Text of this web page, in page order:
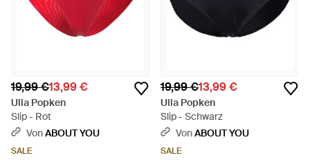
19,99 €13,99 €
Ulla Popken
Slip - Rot
VonABOUT YOU
SALE
19,99 €13,99 €
Ulla Popken
Slip - Schwarz
VonABOUT YOU
SALE